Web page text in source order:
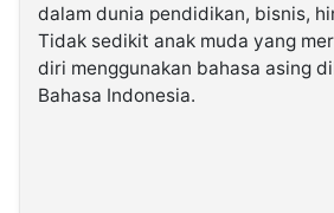
dalam dunia pendidikan, bisnis,
Tidak sedikit anak muda yang
diri menggunakan bahasa asing
Bahasa Indonesia.